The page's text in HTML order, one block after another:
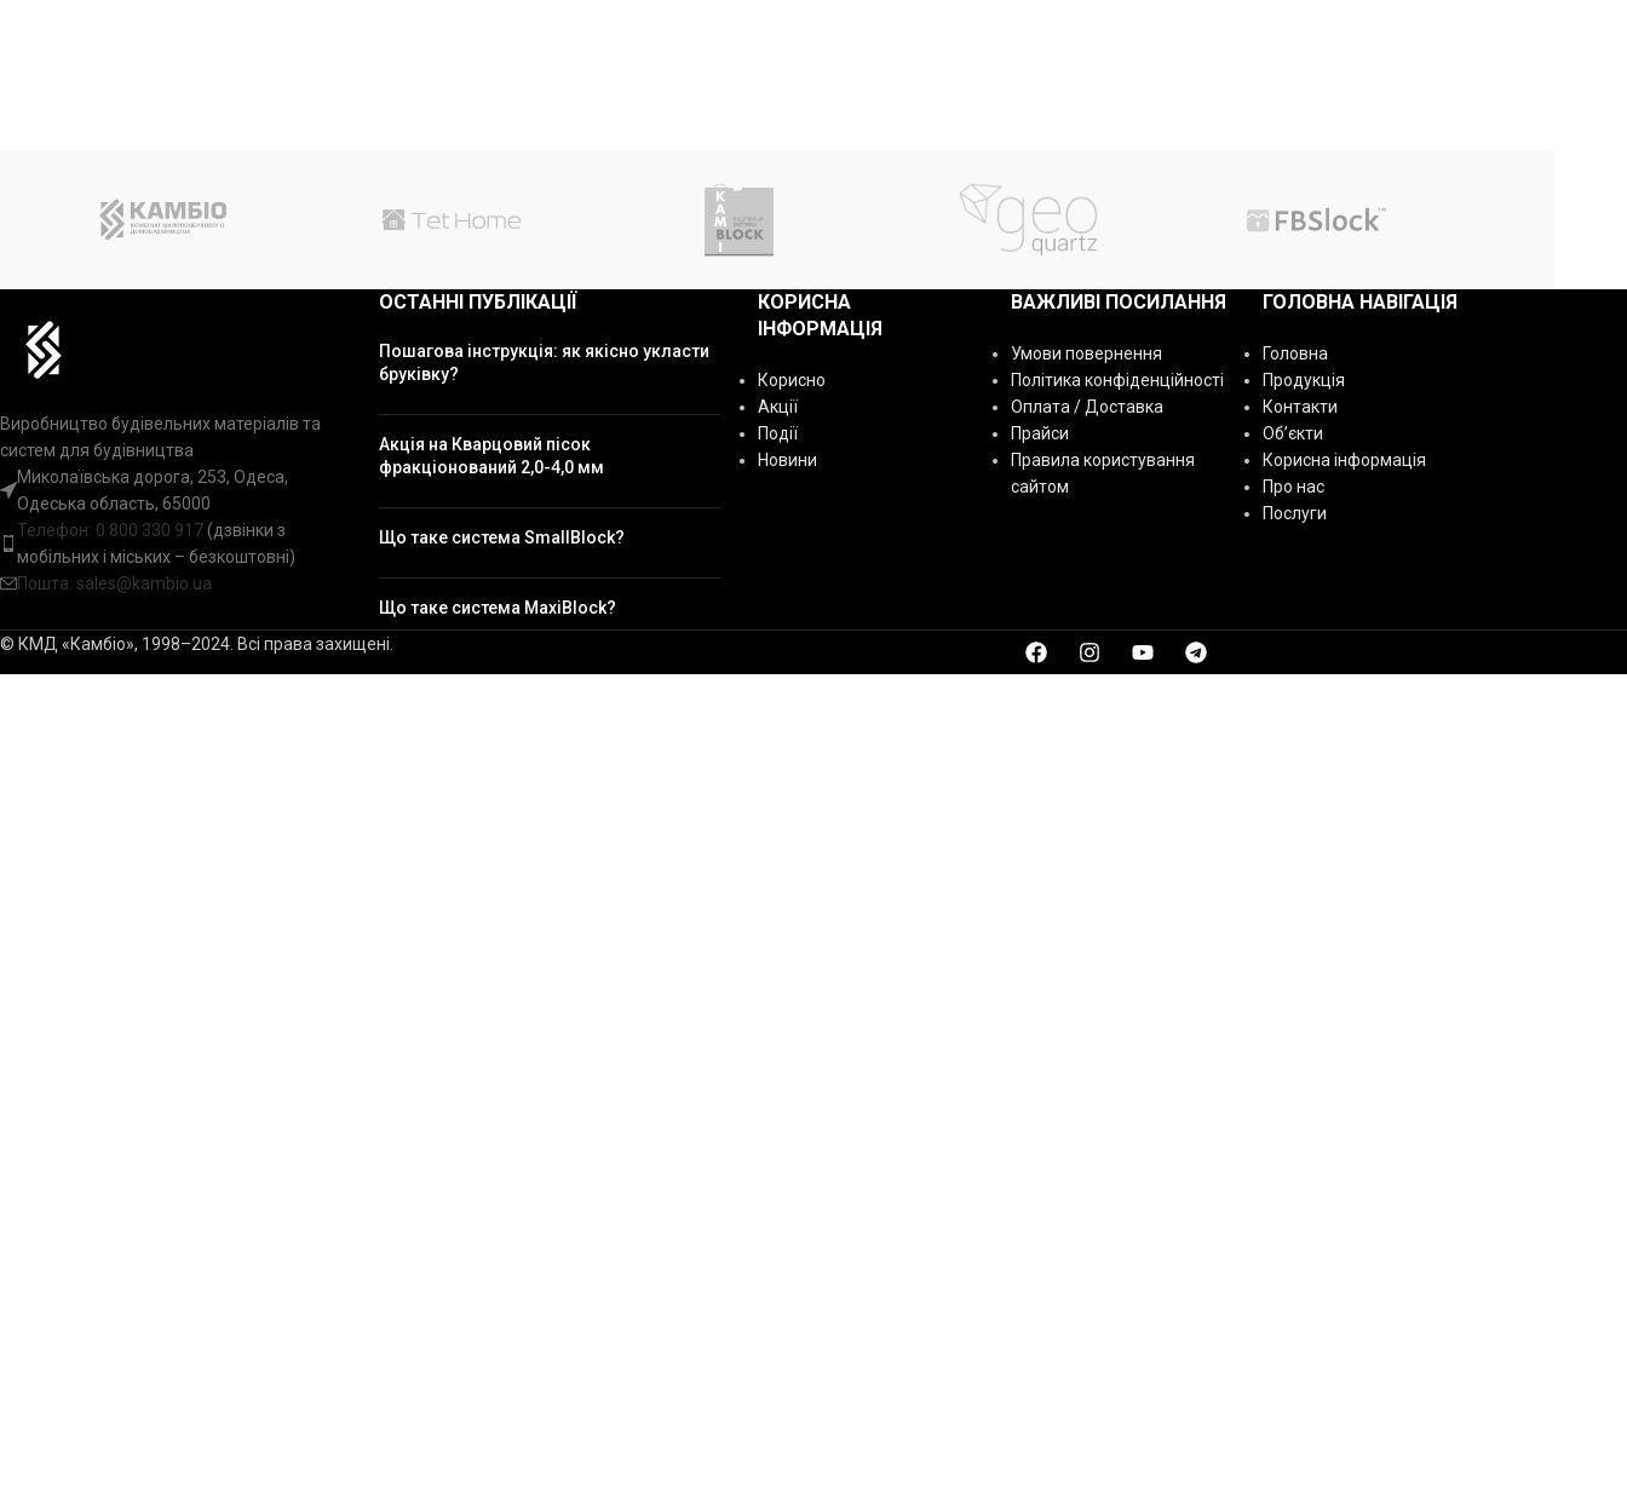
Виробництво будівельних матеріалів та
систем для будівництва
Миколаївська дорога, 253, Одеса,
Одеська область, 65000
Телефон: 0 800 330 917(дзвінки з
мобільних і міських – безкоштовні)
Пошта: sales@kambio.ua
ОСТАННІ ПУБЛІКАЦІЇ
Пошагова інструкція: як якісно укласти
бруківку?
Акція на Кварцовий пісок
фракціонований 2,0-4,0 мм
Що таке система SmallBlock?
Що таке система MaxiBlock?
КОРИСНА
ІНФОРМАЦІЯ
Корисно
Акції
Події
Новини
ВАЖЛИВІ ПОСИЛАННЯ
Умови повернення
Політика конфіденційності
Оплата / Доставка
Прайси
Правила користування
сайтом
ГОЛОВНА НАВІГАЦІЯ
Головна
Продукція
Контакти
Об’єкти
Корисна інформація
Про нас
Послуги
© КМД «Камбіо», 1998–2024. Всі права захищені.